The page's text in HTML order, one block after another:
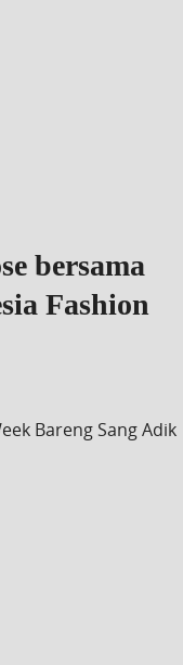
bersama
Fashion
Bareng Sang Adik